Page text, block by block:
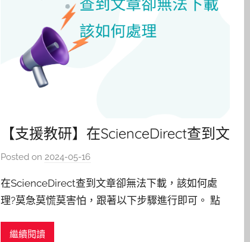
【支援教研】在ScienceDirect查到文
章卻無法下載，該如何處理?
Posted on2024-05-16
c
h
在ScienceDirect查到文章卻無法下載，該如何處
理?莫急莫慌莫害怕，跟著以下步驟進行即可。 點
步 確認 透過學校機構進入資料庫平台 點選 瀏覽
繼續閱讀